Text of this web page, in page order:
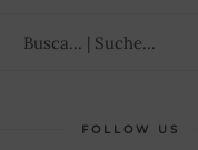
FOLLOW US